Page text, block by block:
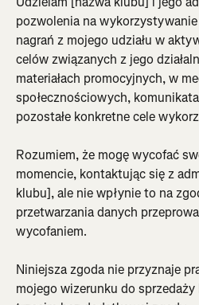
pozwolenia na
nagrań z mojego udziału w
celów związanych z jego
materiałach promocyjnych, w
społecznościowych,
pozostałe konkretne cele
Rozumiem, że mogę wycofać
momencie, kontaktując się z
klubu], ale nie wpłynie to na
przetwarzania danych
wycofaniem.
Niniejsza zgoda nie przyznaje
mojego wizerunku do